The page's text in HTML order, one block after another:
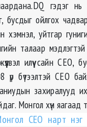
гэдэг нь
бусдыг ойлгох
хэмнэл, уйтгар
талаар
илүү сайн CEO,
үр бүтээлтэй CEO
захиралууд
Монгол хүн яагаад
CEO нарт